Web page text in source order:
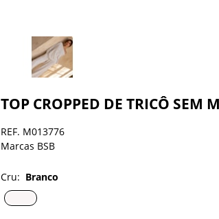
TOP CROPPED DE TRICÔ SEM
REF. M013776
Marcas BSB
Cru: Branco